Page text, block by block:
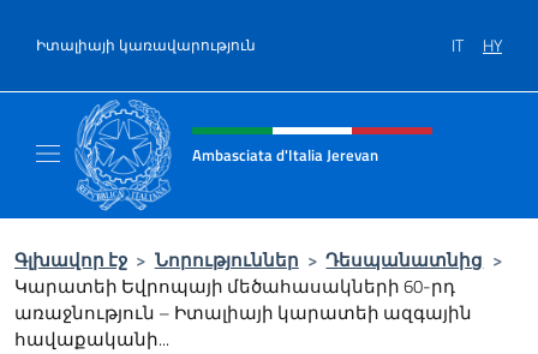
Իտալիայի կառավարություն IT HY
Intestazione sito, social e menù
Ambasciata d'Italia Jerevan
Գլխավոր էջ > Նորություններ > Դեսպանատնից >
Կարատեի Եվրոպայի մեծահասակների 60-րդ
առաջնություն – Իտալիայի կարատեի ազգային
հավաքականի...